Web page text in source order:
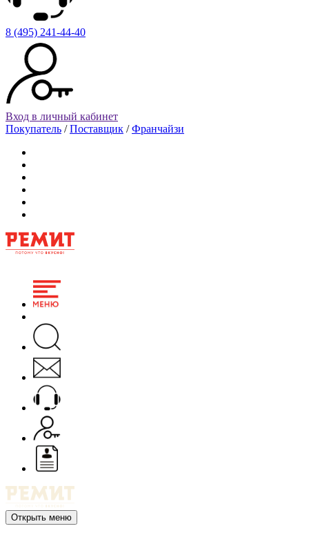
8 (495) 241-44-40
Вход в личный кабинет
Покупатель /Поставщик /Франчайзи
Открыть меню